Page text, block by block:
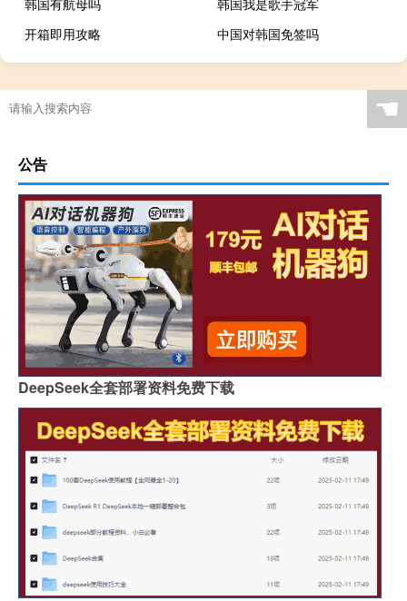
开箱即用攻略
中国对韩国免签吗
☚
公告
DeepSeek全套部署资料免费下载